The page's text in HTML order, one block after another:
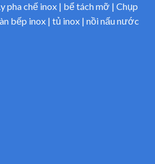
pha chế inox | bể tách mỡ | Chụp
bếp inox | tủ inox | nồi nấu nước